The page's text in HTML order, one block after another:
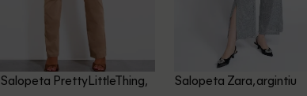
Salopeta PrettyLittleThing,
Salopeta Zara, argintiu